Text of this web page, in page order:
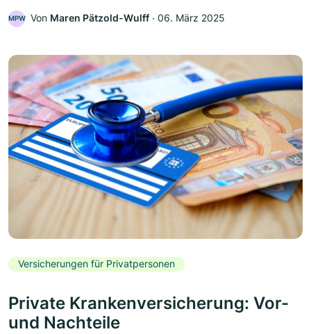
MPW Von Maren Pätzold-Wulff ‧ 06. März 2025
Versicherungen für Privatpersonen
Private Krankenversicherung: Vor-
und Nachteile